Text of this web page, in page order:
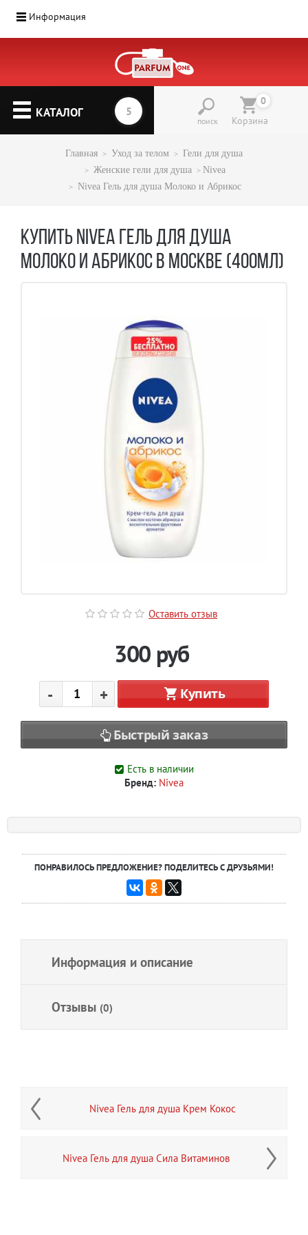
Информация
КАТАЛОГ
поиск
0
Корзина
Главная Уход за телом
Гели для душа
Женские гели для душа
Nivea
Nivea Гель для душа Молоко и Абрикос
КУПИТЬ NIVEA ГЕЛЬ ДЛЯ ДУША
МОЛОКО И АБРИКОС В МОСКВЕ (400МЛ)
Оставить отзыв
300 руб
- + Купить
Быстрый заказ
Есть в наличии
Бренд: Nivea
ПОНРАВИЛОСЬ ПРЕДЛОЖЕНИЕ? ПОДЕЛИТЕСЬ С ДРУЗЬЯМИ!
Информация и описание
Отзывы (0)
Nivea Гель для душа Крем Кокос
Nivea Гель для душа Сила Витаминов